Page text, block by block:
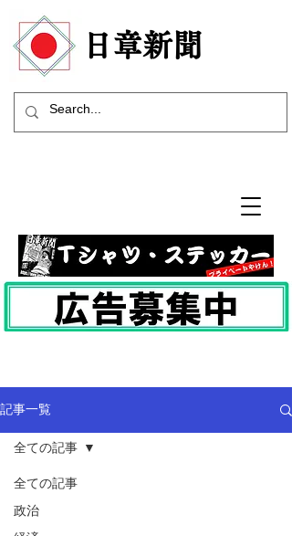
​日章新聞
記事一覧
全ての記事
政治
全ての記事